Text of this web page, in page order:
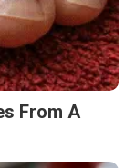
From A